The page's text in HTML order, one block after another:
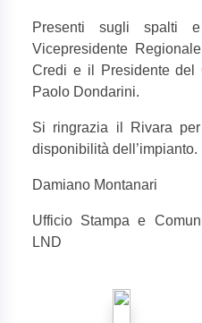
Presenti sugli spalti
Vicepresidente
Credi e il Presidente del
Paolo Dondarini.
Si ringrazia il Rivara
disponibilità dell’impianto.
Damiano Montanari
Ufficio Stampa e
LND